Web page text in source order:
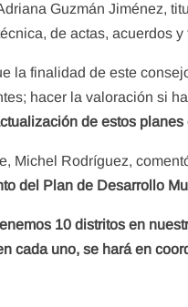
Guzmán Jiménez,
de actas, acuerdos y
la finalidad de este
hacer la valoración si
de estos planes
Michel Rodríguez,
del Plan de Desarrollo
10 distritos en
cada uno, se hará en